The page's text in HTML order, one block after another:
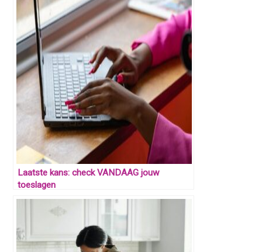
Laatste kans: check VANDAAG jouw
toeslagen